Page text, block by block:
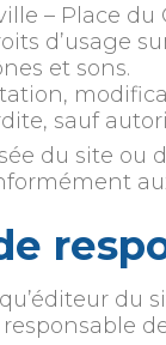
– Place
d’usage
et sons.
sauf
du site ou
du
responsable